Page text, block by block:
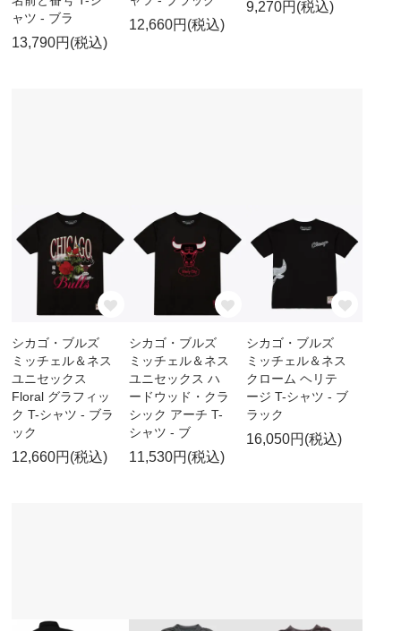
ャツ - ブラ
13,790円(税込)
12,660円(税込)
9,270円(税込)
シカゴ・ブルズ
ミッチェル＆ネス
ユニセックス
Floral グラフィッ
ク T-シャツ - ブラ
ック
12,660円(税込)
シカゴ・ブルズ
ミッチェル＆ネス
ユニセックス ハ
ードウッド・クラ
シック アーチ T-
シャツ - ブ
11,530円(税込)
シカゴ・ブルズ
ミッチェル＆ネス
クローム ヘリテ
ージ T-シャツ - ブ
ラック
16,050円(税込)